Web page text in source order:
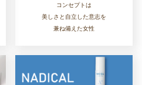
コンセプトは
美しさと自立した意志を
兼ね備えた女性